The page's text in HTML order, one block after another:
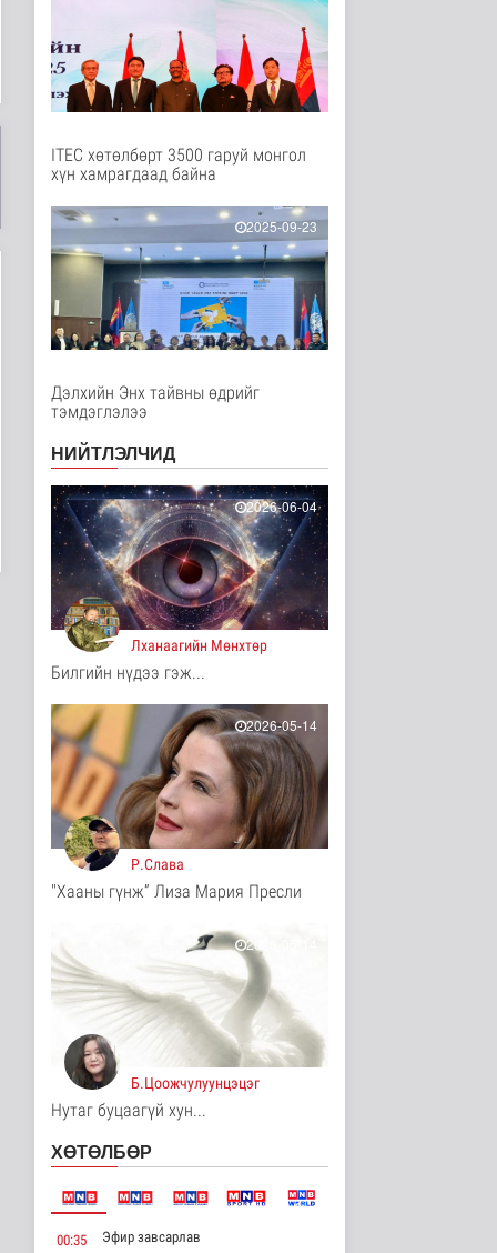
8 цаг 11 минутын өмнө
"Сэлэнгэ-2026” хээрийн
сургууль амжилттай
явагда..
9 цаг 56 минутын өмнө
Испани улс
цагаачлалын
маргааны улмаас
Дэлхийд
9 цаг 29 минутын өмнө
БНСУ залуу хосуудыг
гэрлэлтээ
бүртгүүлэхээс зайл..
10 цаг 31 минутын өмнө
хэрэгслийн үнэ багагүй
нэмэгдсэ..
Нийгэм
10 цаг 34 минутын өмнө
Турк, Саудын Араб,
Пакистан улсууд
батлан хамгаа..
Дэлхийд
10 цаг 38 минутын өмнө
"Онцгой амралт-2026"
авч э..
Нийгэм
10 цаг 40 минутын өмнө
Монгол-Оросын зэвсэгт
хүчний байлдааны
буудлагат..
Нийгэм
10 цаг 43 минутын өмнө
мянга гаруй га талбайд
тари..
Нийгэм
10 цаг 48 минутын өмнө
Хөдөө орон нутагт
нийлүүлэлтийг хоёр да..
Нийгэм
10 цаг 50 минутын өмнө
Байгаль орчин
ITEC хөтөлбөрт 3500 гаруй монгол
хүн хамрагдаад байна
2025-09-23
Дэлхийн Энх тайвны өдрийг
тэмдэглэлээ
НИЙТЛЭЛЧИД
2026-06-04
Лханаагийн Мөнхтөр
Билгийн нүдээ гэж...
2026-05-14
Р.Слава
"Хааны гүнж” Лиза Мария Пресли
2026-05-14
Б.Цоожчулуунцэцэг
Нутаг буцаагүй хун...
ХӨТӨЛБӨР
00:35 Эфир завсарлав